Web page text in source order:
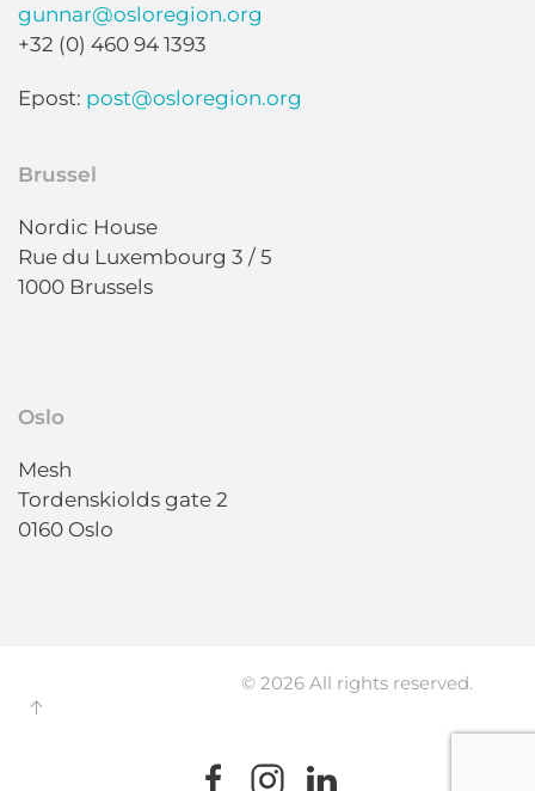
gunnar@osloregion.org
+32 (0) 460 94 1393
Epost: post@osloregion.org
Brussel
Nordic House
Rue du Luxembourg 3 / 5
1000 Brussels
Oslo
Mesh
Tordenskiolds gate 2
0160 Oslo
© 2026 All rights reserved.